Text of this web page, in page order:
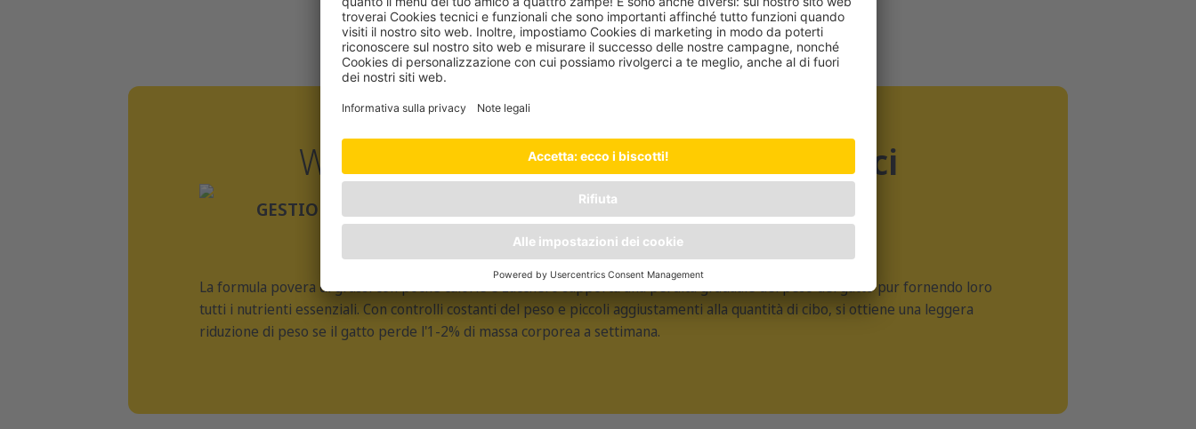
WEIGHT & DIABETIC CAT WETbenefici
GESTIONE GRADUALE DEL PESO
La formula povera di grassi con poche calorie e zucchero supporta una perdita graduale del peso del gatto pur fornendo loro
tutti i nutrienti essenziali. Con controlli costanti del peso e piccoli aggiustamenti alla quantità di cibo, si ottiene una leggera
riduzione di peso se il gatto perde l'1-2% di massa corporea a settimana.